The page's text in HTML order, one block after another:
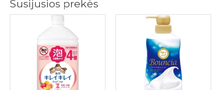
Susijusios prekės